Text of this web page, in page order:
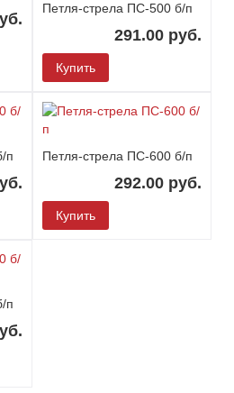
Петля-стрела ПС-500 б/п
291.00 руб.
Купить
п Петля-стрела ПС-600 б/п
292.00 руб.
Купить
п